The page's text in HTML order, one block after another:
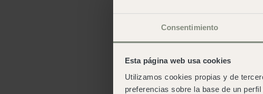
Consentimiento
Esta página web usa cookies
Utilizamos cookies propias y de
preferencias sobre la base de un